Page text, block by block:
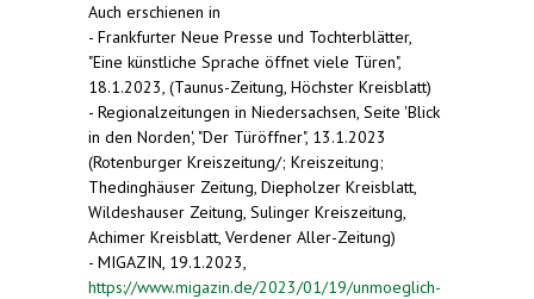
Auch erschienen in
- Frankfurter Neue Presse und Tochterblätter,
"Eine künstliche Sprache öffnet viele Türen",
18.1.2023, (Taunus-Zeitung, Höchster Kreisblatt)
- Regionalzeitungen in Niedersachsen, Seite 'Blick
in den Norden', "Der Türöffner", 13.1.2023
(Rotenburger Kreiszeitung/; Kreiszeitung;
Thedinghäuser Zeitung, Diepholzer Kreisblatt,
Wildeshauser Zeitung, Sulinger Kreiszeitung,
Achimer Kreisblatt, Verdener Aller-Zeitung)
- MIGAZIN, 19.1.2023,
https://www.migazin.de/2023/01/19/unmoeglich-